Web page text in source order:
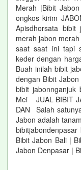
Merah |Bibit
ongkos kirim
Apisdhorsata
merah jabon
saat saat ini tapi
keder dengan
Buah inilah bibit
dengan Bibit
bibit
Mei JUAL BIBIT
DAN Salah
Jabon adalah
Bibit Jabon Bali |
Jabon Denpasar |